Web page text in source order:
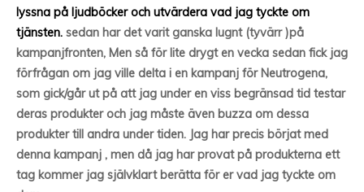
lyssna på ljudböcker och utvärdera vad jag tyckte om
tjänsten. sedan har det varit ganska lugnt (tyvärr )på
kampanjfronten, Men så för lite drygt en vecka sedan fick jag
förfrågan om jag ville delta i en kampanj för Neutrogena,
som gick/går ut på att jag under en viss begränsad tid testar
deras produkter och jag måste även buzza om dessa
produkter till andra under tiden. Jag har precis börjat med
denna kampanj , men då jag har provat på produkterna ett
tag kommer jag självklart berätta för er vad jag tyckte om